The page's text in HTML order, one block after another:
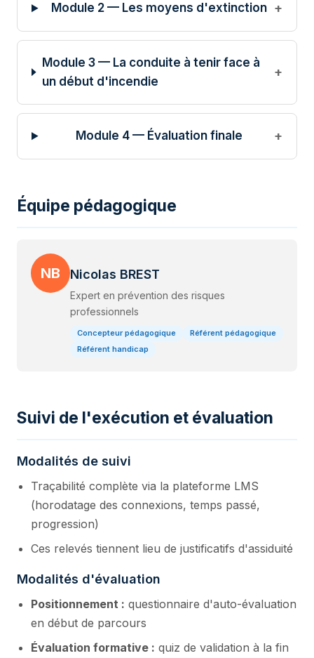
Module 2 — Les moyens d'extinction
Module 3 — La conduite à tenir face à
un début d'incendie
Module 4 — Évaluation finale
Équipe pédagogique
NB Nicolas BREST
Expert en prévention des risques
professionnels
Concepteur pédagogique
Référent pédagogique
Référent handicap
Suivi de l'exécution et évaluation
Modalités de suivi
Traçabilité complète via la plateforme LMS
(horodatage des connexions, temps passé,
progression)
Ces relevés tiennent lieu de justificatifs d'assiduité
Modalités d'évaluation
Positionnement : questionnaire d'auto-évaluation
en début de parcours
Évaluation formative : quiz de validation à la fin